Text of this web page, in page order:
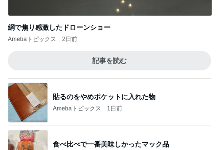
網で焦り感激したドローンショー
Amebaトピックス 2日前
記事を読む
貼るのをやめポケットに入れた物
Amebaトピックス 1日前
食べ比べで一番美味しかったマック品